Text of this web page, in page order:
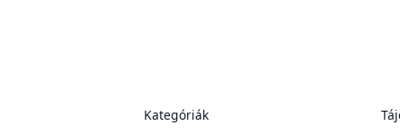
Kategóriák